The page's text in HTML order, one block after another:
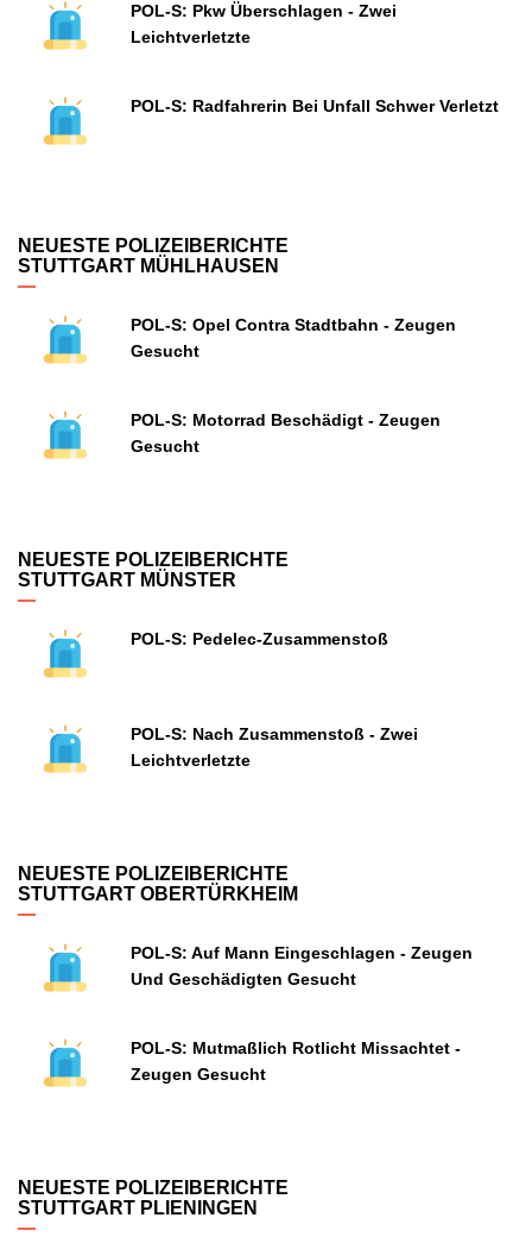
POL-S: Pkw Überschlagen - Zwei
Leichtverletzte
POL-S: Radfahrerin Bei Unfall Schwer Verletzt
NEUESTE POLIZEIBERICHTE
STUTTGART MÜHLHAUSEN
POL-S: Opel Contra Stadtbahn - Zeugen
Gesucht
POL-S: Motorrad Beschädigt - Zeugen
Gesucht
NEUESTE POLIZEIBERICHTE
STUTTGART MÜNSTER
POL-S: Pedelec-Zusammenstoß
POL-S: Nach Zusammenstoß - Zwei
Leichtverletzte
NEUESTE POLIZEIBERICHTE
STUTTGART OBERTÜRKHEIM
POL-S: Auf Mann Eingeschlagen - Zeugen
Und Geschädigten Gesucht
POL-S: Mutmaßlich Rotlicht Missachtet -
Zeugen Gesucht
NEUESTE POLIZEIBERICHTE
STUTTGART PLIENINGEN